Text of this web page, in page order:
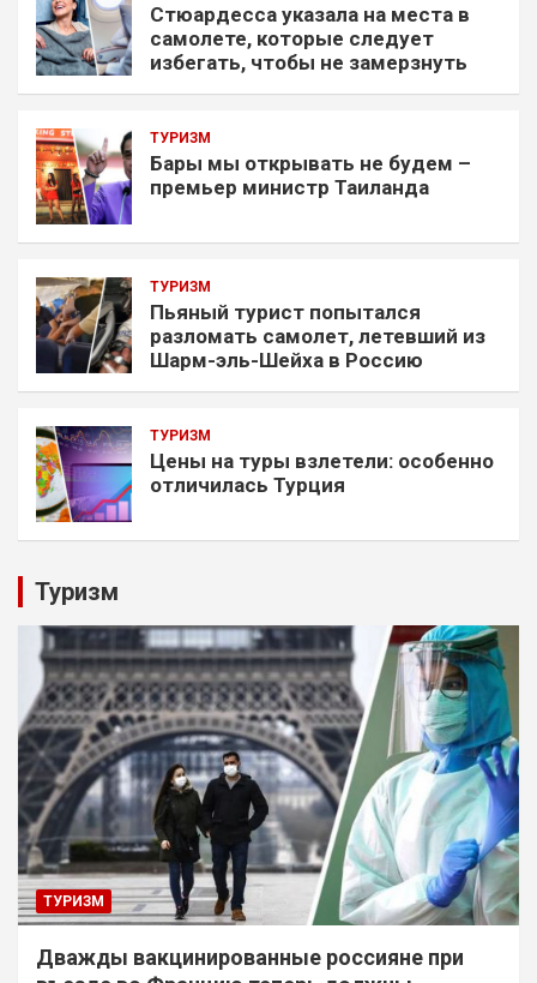
Стюардесса указала на места в
самолете, которые следует
избегать, чтобы не замерзнуть
ТУРИЗМ
Бары мы открывать не будем –
премьер министр Таиланда
ТУРИЗМ
Пьяный турист попытался
разломать самолет, летевший из
Шарм-эль-Шейха в Россию
ТУРИЗМ
Цены на туры взлетели: особенно
отличилась Турция
Туризм
ТУРИЗМ
Дважды вакцинированные россияне при